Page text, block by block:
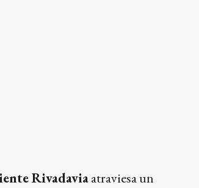
Rivadaviaatraviesa un